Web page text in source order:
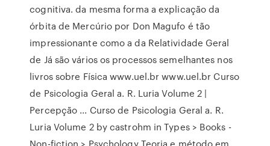
cognitiva. da mesma forma a explicação da
órbita de Mercúrio por Don Magufo é tão
impressionante como a da Relatividade Geral
de Já são vários os processos semelhantes nos
livros sobre Física www.uel.br www.uel.br Curso
de Psicologia Geral a. R. Luria Volume 2 |
Percepção ... Curso de Psicologia Geral a. R.
Luria Volume 2 by castrohm in Types > Books -
Non-fiction > Psychology Teoria e método em